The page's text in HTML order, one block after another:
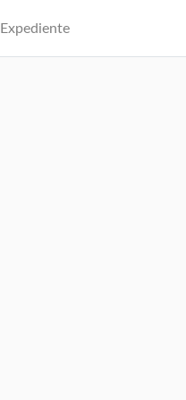
Expediente